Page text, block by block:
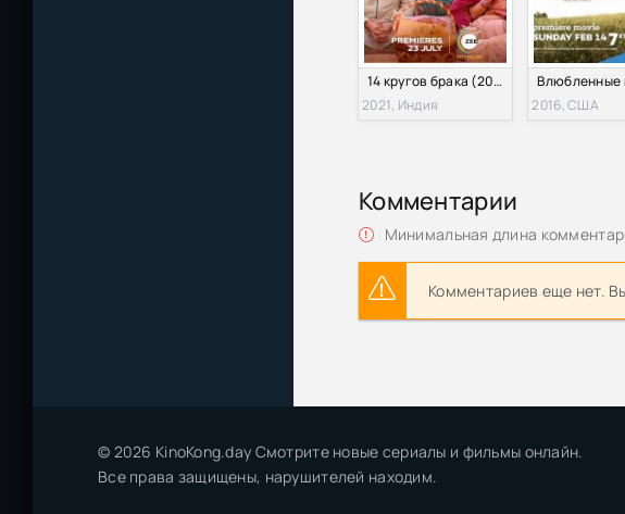
14 кругов брака (2021)
2021, Индия
2016, США
Комментарии
Минимальная длина
Комментариев еще нет.
© 2026 KinoKong.day Смотрите новые сериалы и фильмы онлайн.
Все права защищены, нарушителей находим.